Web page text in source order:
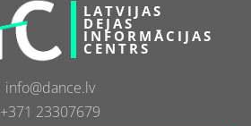
LATVIJAS
DEJAS
INFORMĀCIJAS
CENTRS
info@dance.lv
+371 23307679